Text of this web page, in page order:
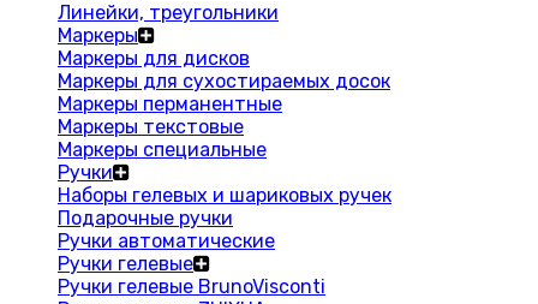
Линейки, треугольники
Маркеры
Маркеры для дисков
Маркеры для сухостираемых досок
Маркеры перманентные
Маркеры текстовые
Маркеры специальные
Ручки
Наборы гелевых и шариковых ручек
Подарочные ручки
Ручки автоматические
Ручки гелевые
Ручки гелевые BrunoVisconti